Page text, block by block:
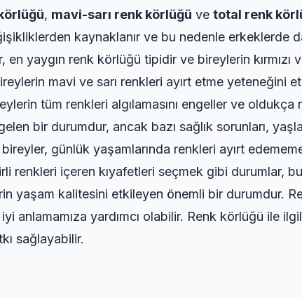
, mavi-sarı renk körlüğü ve total renk
kaynaklanır ve bu nedenle erkeklerde
en yaygın renk körlüğü tipidir ve bireylerin kırmızı
mavi ve sarı renkleri ayırt etme yeteneğini
tüm renkleri algılamasını engeller ve oldukça
bir durumdur, ancak bazı sağlık sorunları,
günlük yaşamlarında renkleri ayırt
renkleri içeren kıyafetleri seçmek gibi durumlar,
yaşam kalitesini etkileyen önemli bir durumdur.
anlamamıza yardımcı olabilir. Renk körlüğü ile
sağlayabilir.